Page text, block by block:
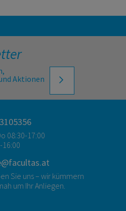
Aktionen
08:30-17:00
16:00
Sie uns – wir kümmern
um Ihr Anliegen.